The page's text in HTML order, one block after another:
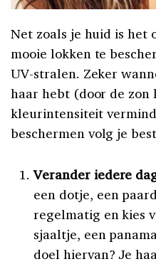
Net zoals je huid is het
mooie lokken te
UV-stralen. Zeker
haar hebt (door de zon
kleurintensiteit
beschermen volg je
Verander iedere
een dotje, een
regelmatig en kies
sjaaltje, een
doel hiervan? Je